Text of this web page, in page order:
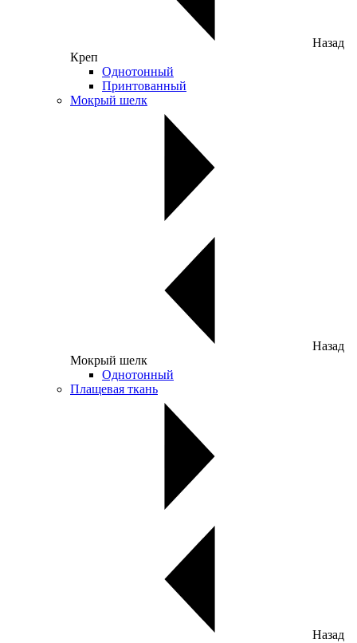
Назад
Креп
Однотонный
Принтованный
Мокрый шелк
Назад
Мокрый шелк
Однотонный
Плащевая ткань
Назад